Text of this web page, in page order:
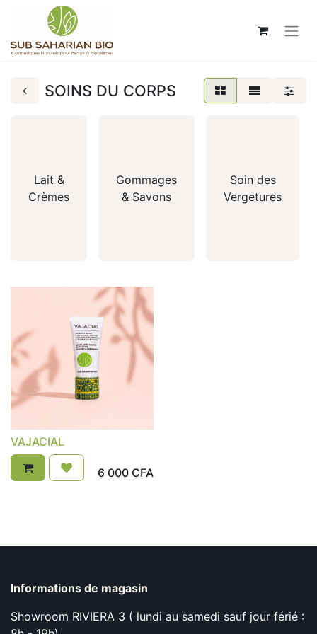
SOINS DU CORPS
Lait &
Crèmes
Gommages
& Savons
Soin des
Vergetures
VAJACIAL
6 000CFA
Informations de magasin
Showroom RIVIERA 3 ( lundi au samedi sauf jour férié :